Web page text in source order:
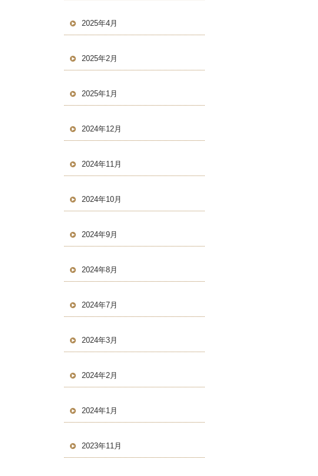
2025年4月
2025年2月
2025年1月
2024年12月
2024年11月
2024年10月
2024年9月
2024年8月
2024年7月
2024年3月
2024年2月
2024年1月
2023年11月